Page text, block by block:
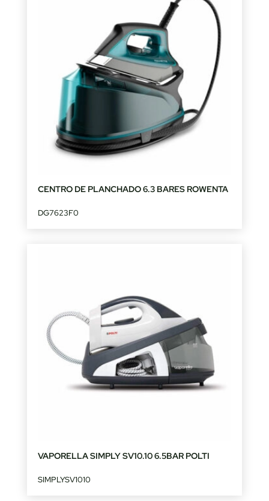
CENTRO DE PLANCHADO 6.3 BARES ROWENTA
DG7623F0
VAPORELLA SIMPLY SV10.10 6.5BAR POLTI
SIMPLYSV1010